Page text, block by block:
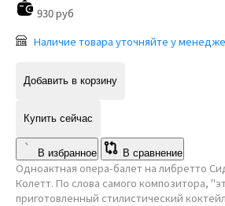
930 руб
Наличие товара уточняйте у
Добавить в корзину
Купить сейчас
В избранное В сравнение
Одноактная опера-балет на либретто
Колетт. По слова самого композитора,
приготовленный стилистический